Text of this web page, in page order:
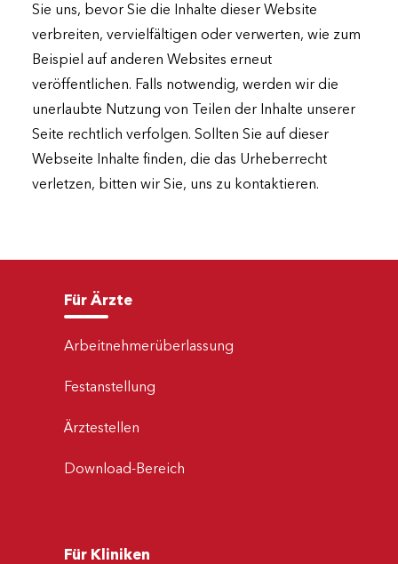
Sie uns, bevor Sie die Inhalte dieser Website
verbreiten, vervielfältigen oder verwerten, wie zum
Beispiel auf anderen Websites erneut
veröffentlichen. Falls notwendig, werden wir die
unerlaubte Nutzung von Teilen der Inhalte unserer
Seite rechtlich verfolgen. Sollten Sie auf dieser
Webseite Inhalte finden, die das Urheberrecht
verletzen, bitten wir Sie, uns zu kontaktieren.
Für Ärzte
Arbeitnehmerüberlassung
Festanstellung
Ärztestellen
Download-Bereich
Für Kliniken